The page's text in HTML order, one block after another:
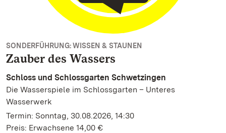
SONDERFÜHRUNG: WISSEN & STAUNEN
Zauber des Wassers
Schloss und Schlossgarten Schwetzingen
Die Wasserspiele im Schlossgarten – Unteres
Wasserwerk
Termin: Sonntag, 30.08.2026, 14:30
Preis: Erwachsene 14,00 €